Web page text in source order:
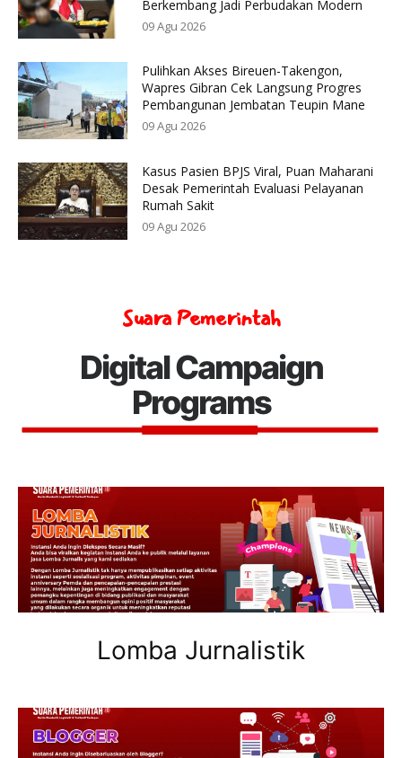
Berkembang Jadi Perbudakan Modern
09 Agu 2026
Pulihkan Akses Bireuen-Takengon,
Wapres Gibran Cek Langsung Progres
Pembangunan Jembatan Teupin Mane
09 Agu 2026
Kasus Pasien BPJS Viral, Puan Maharani
Desak Pemerintah Evaluasi Pelayanan
Rumah Sakit
09 Agu 2026
Suara Pemerintah
Digital Campaign
Programs
Lomba Jurnalistik